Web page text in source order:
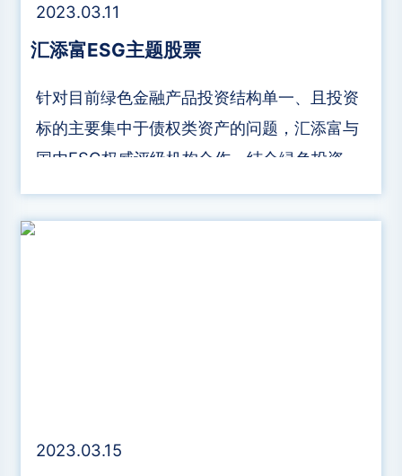
2023.03.11
汇添富ESG主题股票
针对目前绿色金融产品投资结构单一、且投资
标的主要集中于债权类资产的问题，汇添富与
国内ESG权威评级机构合作，结合绿色投资理
级体系和ESG产品线。
2023.03.15